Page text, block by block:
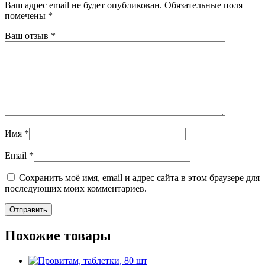
Ваш адрес email не будет опубликован. Обязательные поля
помечены *
Ваш отзыв *
Имя *
Email *
Сохранить моё имя, email и адрес сайта в этом браузере для
последующих моих комментариев.
Похожие товары